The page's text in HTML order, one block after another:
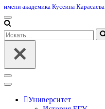
имени академика Кусеина Карасаева
Меню
навигации
Искать...
Меню
навигации
Университет